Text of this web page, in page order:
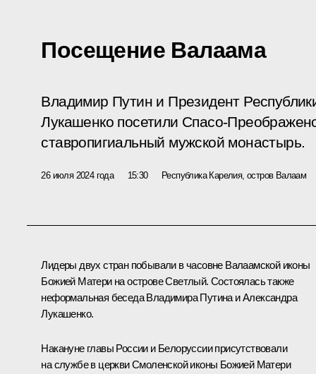
Посещение Валаама
Владимир Путин и Президент
Лукашенко посетили Спасо-
ставропигиальный мужской монастырь.
26 июля 2024 года 15:30 Республика Карелия, остров Валаам
Лидеры двух стран побывали в часовне Валаамской иконы
Божией Матери на острове Светлый. Состоялась также
неформальная беседа Владимира Путина иАлександра
Лукашенко.
Накануне главы России и Белоруссии присутствовали
на службе в церкви Смоленской иконы Божией Матери